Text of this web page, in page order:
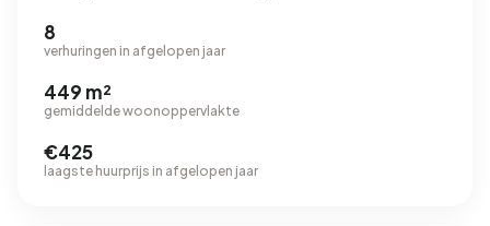
8
verhuringen in afgelopen jaar
449 m²
gemiddelde woonoppervlakte
€425
laagste huurprijs in afgelopen jaar